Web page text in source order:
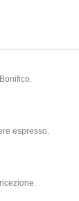
espresso.